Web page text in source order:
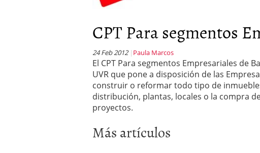
CPT Para segmentos
24 Feb 2012 Paula Marcos
El CPT Para segmentos Empresariales de
UVR que pone a disposición de las
construir o reformar todo tipo de
distribución, plantas, locales o la compra
proyectos.
Más artículos